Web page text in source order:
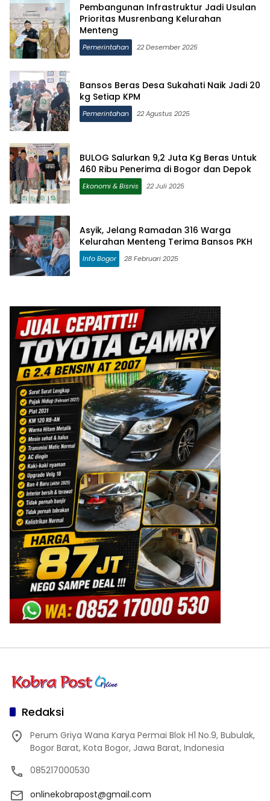
Pembangunan Infrastruktur Jadi Usulan
Prioritas Musrenbang Kelurahan
Menteng
Pemerintahan 22 Desember 2025
Bansos Beras Desa Sukahati Naik Jadi 20
kg Setiap KPM
Pemerintahan 22 Agustus 2025
BULOG Salurkan 9,2 Juta Kg Beras Untuk
460 Ribu Penerima di Bogor dan Depok
Ekonomi & Bisnis 22 Juli 2025
Asyik, Jelang Ramadan 316 Warga
Kelurahan Menteng Terima Bansos PKH
Info Bogor 28 Februari 2025
Redaksi
Perum Griya Wana Karya Permai Blok H1 No.9, Bubulak,
Bogor Barat, Kota Bogor, Jawa Barat, Indonesia
085217000530
onlinekobrapost@gmail.com